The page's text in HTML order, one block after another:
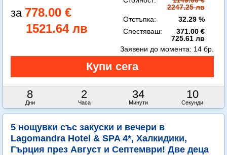
778.00 €
1521.64 лв
2247.25 лв
Отстъпка:
32.29 %
Спестяваш:
371.00 €
725.61 лв
8
Дни
2
Часа
34
Минути
8
Секунди
Заявени до момента: 14 бр.
5 нощувки със закуски и вечери в
Lagomandra Hotel & SPA 4*, Халкидики,
Гърция през Август и Септември! Две деца